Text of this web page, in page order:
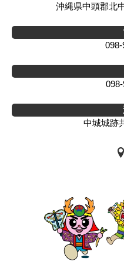
沖縄県中頭郡北
中城城跡